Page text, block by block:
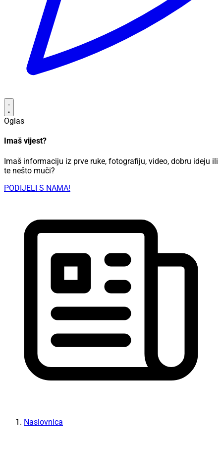
Oglas
Imaš vijest?
Imaš informaciju iz prve ruke, fotografiju, video, dobru ideju ili
te nešto muči?
PODIJELI S NAMA!
Naslovnica